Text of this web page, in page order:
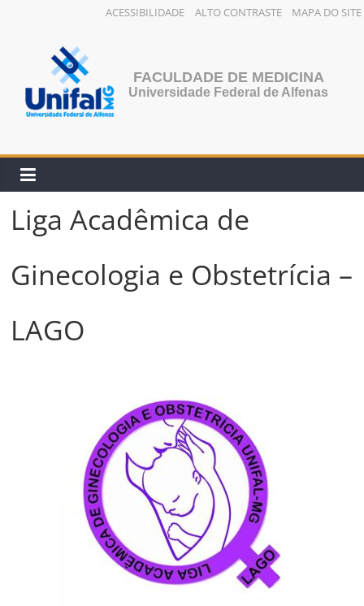
ACESSIBILIDADE ALTO CONTRASTE MAPA DO SITE
conteúdo
FACULDADE DE MEDICINA
Universidade Federal de Alfenas
Liga Acadêmica de
Ginecologia e Obstetrícia –
LAGO